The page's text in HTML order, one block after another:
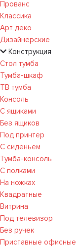
Прованс
Классика
Арт деко
Дизайнерские
Конструкция
Стол тумба
Тумба-шкаф
ТВ тумба
Консоль
С ящиками
Без ящиков
Под принтер
С сиденьем
Тумба-консоль
С полками
На ножках
Квадратные
Витрина
Под телевизор
Без ручек
Приставные офисные